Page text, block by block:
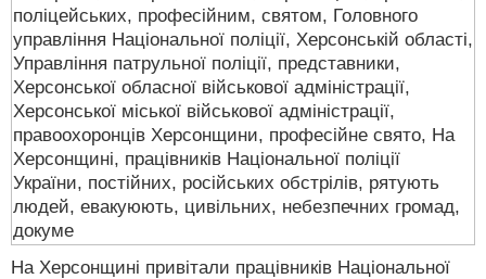
На Херсонщині привітали працівників Національної